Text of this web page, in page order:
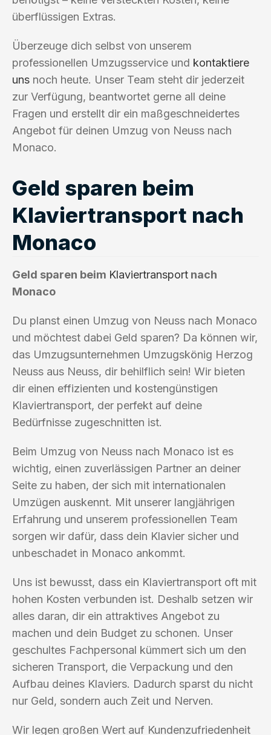
überflüssigen Extras.
Überzeuge dich selbst von unserem
professionellen Umzugsservice und kontaktiere
uns noch heute. Unser Team steht dir jederzeit
zur Verfügung, beantwortet gerne all deine
Fragen und erstellt dir ein maßgeschneidertes
Angebot für deinen Umzug von Neuss nach
Monaco.
Geld sparen beim
Klaviertransport nach
Monaco
Geld sparen beim Klaviertransport nach
Monaco
Du planst einen Umzug von Neuss nach Monaco
und möchtest dabei Geld sparen? Da können wir,
das Umzugsunternehmen Umzugskönig Herzog
Neuss aus Neuss, dir behilflich sein! Wir bieten
dir einen effizienten und kostengünstigen
Klaviertransport, der perfekt auf deine
Bedürfnisse zugeschnitten ist.
Beim Umzug von Neuss nach Monaco ist es
wichtig, einen zuverlässigen Partner an deiner
Seite zu haben, der sich mit internationalen
Umzügen auskennt. Mit unserer langjährigen
Erfahrung und unserem professionellen Team
sorgen wir dafür, dass dein Klavier sicher und
unbeschadet in Monaco ankommt.
Uns ist bewusst, dass ein Klaviertransport oft mit
hohen Kosten verbunden ist. Deshalb setzen wir
alles daran, dir ein attraktives Angebot zu
machen und dein Budget zu schonen. Unser
geschultes Fachpersonal kümmert sich um den
sicheren Transport, die Verpackung und den
Aufbau deines Klaviers. Dadurch sparst du nicht
nur Geld, sondern auch Zeit und Nerven.
Wir legen großen Wert auf Kundenzufriedenheit